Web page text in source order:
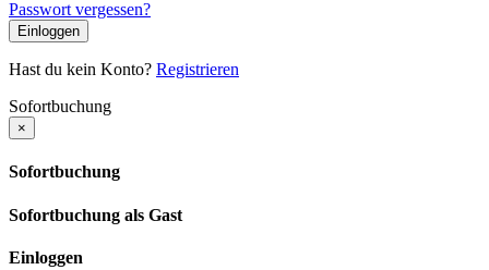
Passwort vergessen?
Einloggen
Hast du kein Konto? Registrieren
Sofortbuchung
×
Sofortbuchung
Sofortbuchung als Gast
Einloggen